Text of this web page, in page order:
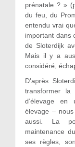
prénatale ? »
du feu, du
entendu vrai
important dans
de Sloterdijk
Mais il y a
considéré,
D’après
transformer
d’élevage en
élevage –
aussi. La
maintenance
ses règles,